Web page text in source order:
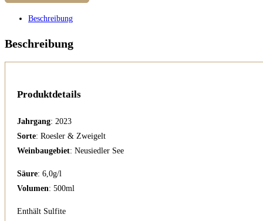
Beschreibung
Beschreibung
Produktdetails
Jahrgang: 2023
Sorte: Roesler & Zweigelt
Weinbaugebiet: Neusiedler See
Säure: 6,0g/l
Volumen: 500ml
Enthält Sulfite